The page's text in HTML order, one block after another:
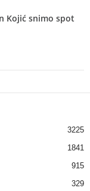
Kojić snimo spot
3225
1841
915
329